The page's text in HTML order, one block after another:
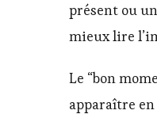
présent ou
mieux lire
Le “bon
apparaître